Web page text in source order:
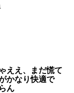
ええ、まだ慌て
かなり快適で
ん